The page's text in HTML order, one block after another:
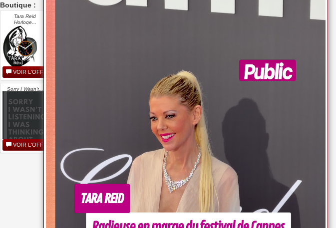
Boutique :
Tara Reid
Horloge...
VOIR L'OFFRE
Sorry I Wasn't...
VOIR L'OFFRE